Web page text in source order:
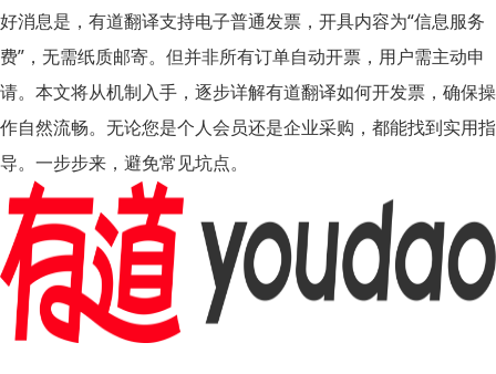
好消息是，有道翻译支持电子普通发票，开具内容为“信息服务
费”，无需纸质邮寄。但并非所有订单自动开票，用户需主动申
请。本文将从机制入手，逐步详解有道翻译如何开发票，确保操
作自然流畅。无论您是个人会员还是企业采购，都能找到实用指
导。一步步来，避免常见坑点。